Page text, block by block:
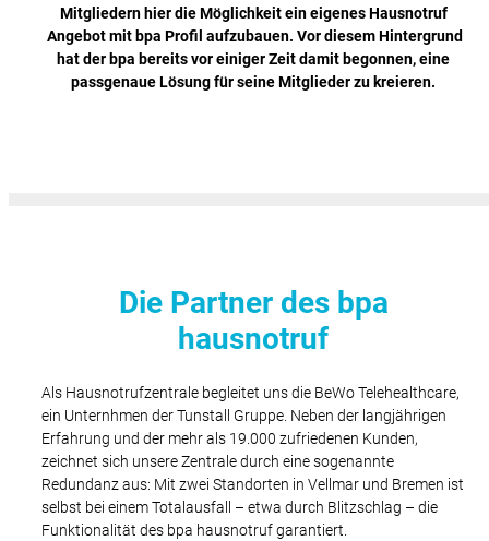
Mitgliedern hier die Möglichkeit ein eigenes Hausnotruf
Angebot mit bpa Profil aufzubauen. Vor diesem Hintergrund
hat der bpa bereits vor einiger Zeit damit begonnen, eine
passgenaue Lösung für seine Mitglieder zu kreieren.
Die Partner des bpa
hausnotruf
Als Hausnotrufzentrale begleitet uns die BeWo Telehealthcare,
ein Unternhmen der Tunstall Gruppe. Neben der langjährigen
Erfahrung und der mehr als 19.000 zufriedenen Kunden,
zeichnet sich unsere Zentrale durch eine sogenannte
Redundanz aus: Mit zwei Standorten in Vellmar und Bremen ist
selbst bei einem Totalausfall – etwa durch Blitzschlag – die
Funktionalität des bpa hausnotruf garantiert.